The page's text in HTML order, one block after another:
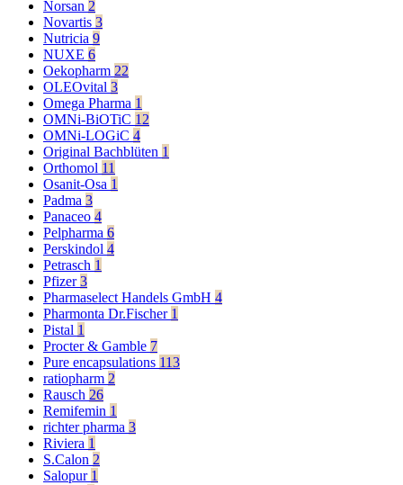
Norsan 2
Novartis 3
Nutricia 9
NUXE 6
Oekopharm 22
OLEOvital 3
Omega Pharma 1
OMNi-BiOTiC 12
OMNi-LOGiC 4
Original Bachblüten 1
Orthomol 11
Osanit-Osa 1
Padma 3
Panaceo 4
Pelpharma 6
Perskindol 4
Petrasch 1
Pfizer3
Pharmaselect Handels GmbH 4
Pharmonta Dr.Fischer 1
Pistal 1
Procter & Gamble 7
Pure encapsulations 113
ratiopharm 2
Rausch 26
Remifemin 1
richter pharma 3
Riviera 1
S.Calon 2
Salopur 1